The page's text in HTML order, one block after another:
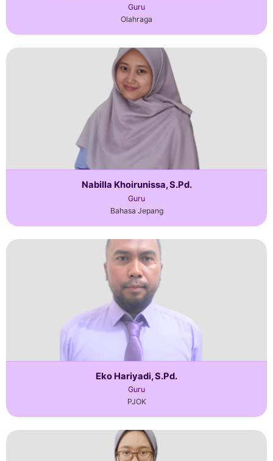
Guru
Olahraga
Nabilla Khoirunissa, S.Pd.
Guru
Bahasa Jepang
Eko Hariyadi, S.Pd.
Guru
PJOK